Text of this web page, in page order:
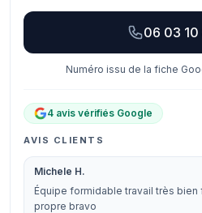
06 03 10
Numéro issu de la fiche
4 avis vérifiés Google
AVIS CLIENTS
Michele H.
Équipe formidable travail très bien
propre bravo